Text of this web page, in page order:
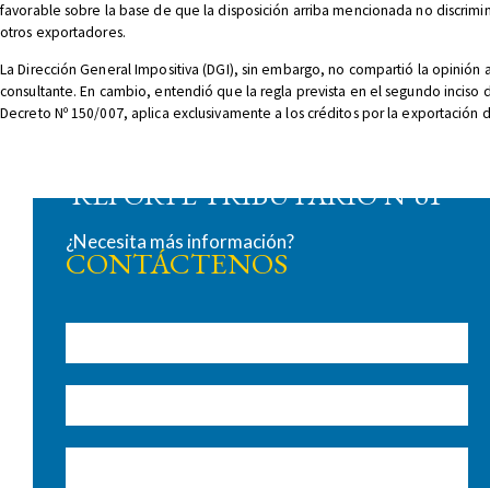
REPORTE TRIBUTARIO N°61
favorable sobre la base de que la disposición arriba mencionada no
otros exportadores.
La Dirección General Impositiva (DGI), sin embargo, no compartió la opinión
consultante. En cambio, entendió que la regla prevista en el segundo inciso
Decreto Nº 150/007, aplica exclusivamente a los créditos por la exportación
¿Necesita más información?
CONTÁCTENOS